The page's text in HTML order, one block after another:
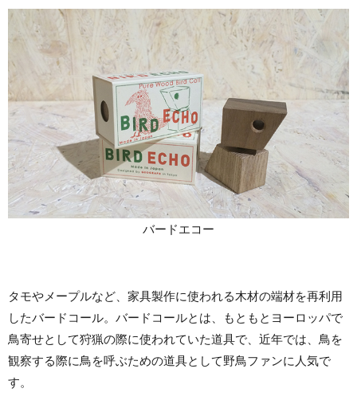
バードエコー
タモやメープルなど、家具製作に使われる木材の端材を再利用
したバードコール。バードコールとは、もともとヨーロッパで
鳥寄せとして狩猟の際に使われていた道具で、近年では、鳥を
観察する際に鳥を呼ぶための道具として野鳥ファンに人気で
す。